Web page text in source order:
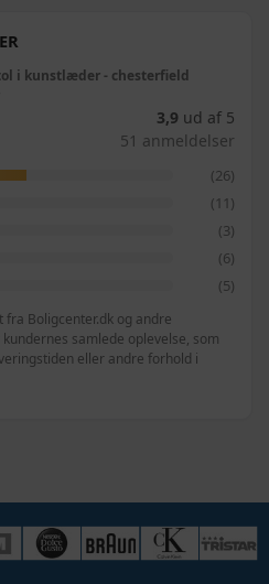
i kunstlæder - chesterfield
3,9 ud af 5
51 anmeldelser
(26)
(11)
(3)
(6)
(5)
Boligcenter.dk og andre
samlede oplevelse, som
eller andre forhold i